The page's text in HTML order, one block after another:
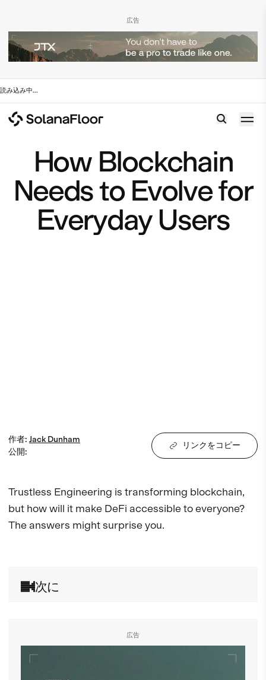
広告
読み込み中...
How Blockchain
Needs to Evolve for
Everyday Users
次に
作者: Jack Dunham
公開:
リンクをコピー
Trustless Engineering is transforming blockchain,
but how will it make DeFi accessible to everyone?
The answers might surprise you.
広告